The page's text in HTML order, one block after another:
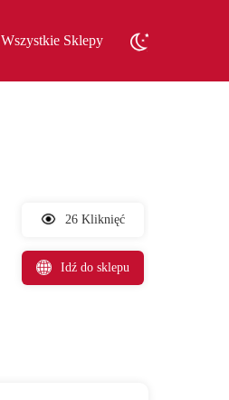
Wszystkie Sklepy
26 Kliknięć
Idź do sklepu